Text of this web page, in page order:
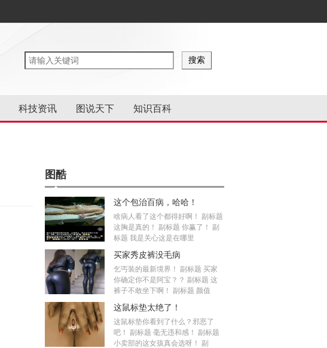
科技资讯 图说天下 知识百科
图酷
这个包治百病，哈哈！
啥病人看了这个都得好啊！ 副标题
这胸是真的！ 副标题 你赢了！ 副
标题 我是关心这是在哪里
买家秀皮裤没毛病
乞丐装的最新境界！ 副标题 买家
你确定你不是阿宝？？ 副标题 这
裤子不敢坐下啊！ 副标题 颜值
这鼠标垫太绝了！
这鼠标垫你看到了什么？邪恶了
吧！ 副标题 毫无违和感！ 副标题
小卖部的这女孩真会选呀！ 副